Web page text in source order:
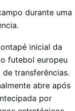
durante uma
inicial da
futebol europeu
transferências.
abre após
por